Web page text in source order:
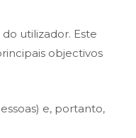
utilizador. Este
objectivos
e, portanto,